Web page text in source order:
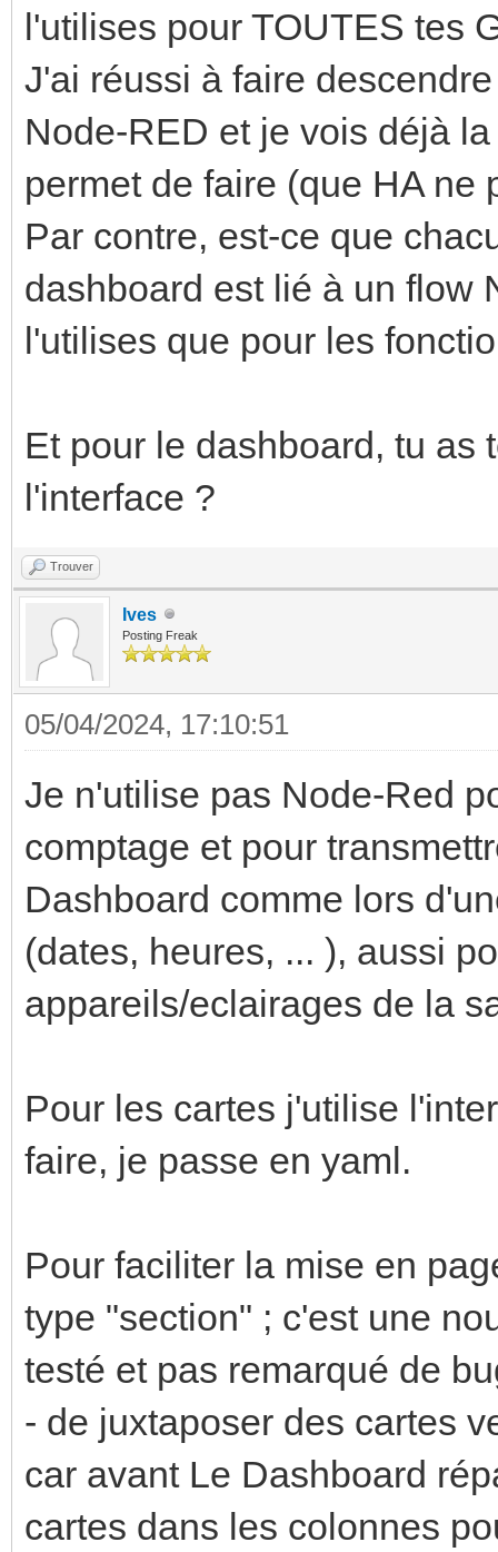
l'utilises pour TOUTES tes
J'ai réussi à faire
Node-RED et je vois déjà
permet de faire (que HA ne
Par contre, est-ce que
dashboard est lié à un flow
l'utilises que pour les
Et pour le dashboard, tu as
l'interface ?
Trouver
Ives
Posting Freak
05/04/2024, 17:10:51
Je n'utilise pas Node-Red
comptage et pour
Dashboard comme lors
(dates, heures, ... ), aussi
appareils/eclairages de la
Pour les cartes j'utilise
faire, je passe en yaml.
Pour faciliter la mise en
type "section" ; c'est une
testé et pas remarqué de
- de juxtaposer des cartes
car avant Le Dashboard
cartes dans les colonnes